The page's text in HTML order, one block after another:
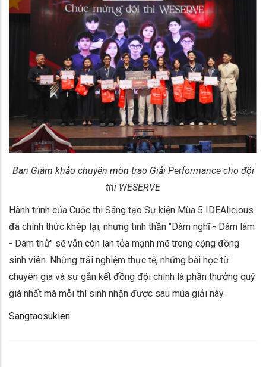
Ban Giám khảo chuyên môn trao Giải Performance cho đội
thi WESERVE
Hành trình của Cuộc thi Sáng tạo Sự kiện Mùa 5 IDEAlicious
đã chính thức khép lại, nhưng tinh thần "Dám nghĩ - Dám làm
- Dám thử" sẽ vẫn còn lan tỏa mạnh mẽ trong cộng đồng
sinh viên. Những trải nghiệm thực tế, những bài học từ
chuyên gia và sự gắn kết đồng đội chính là phần thưởng quý
giá nhất mà mỗi thí sinh nhận được sau mùa giải này.
Sangtaosukien